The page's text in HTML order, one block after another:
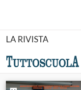
LA RIVISTA